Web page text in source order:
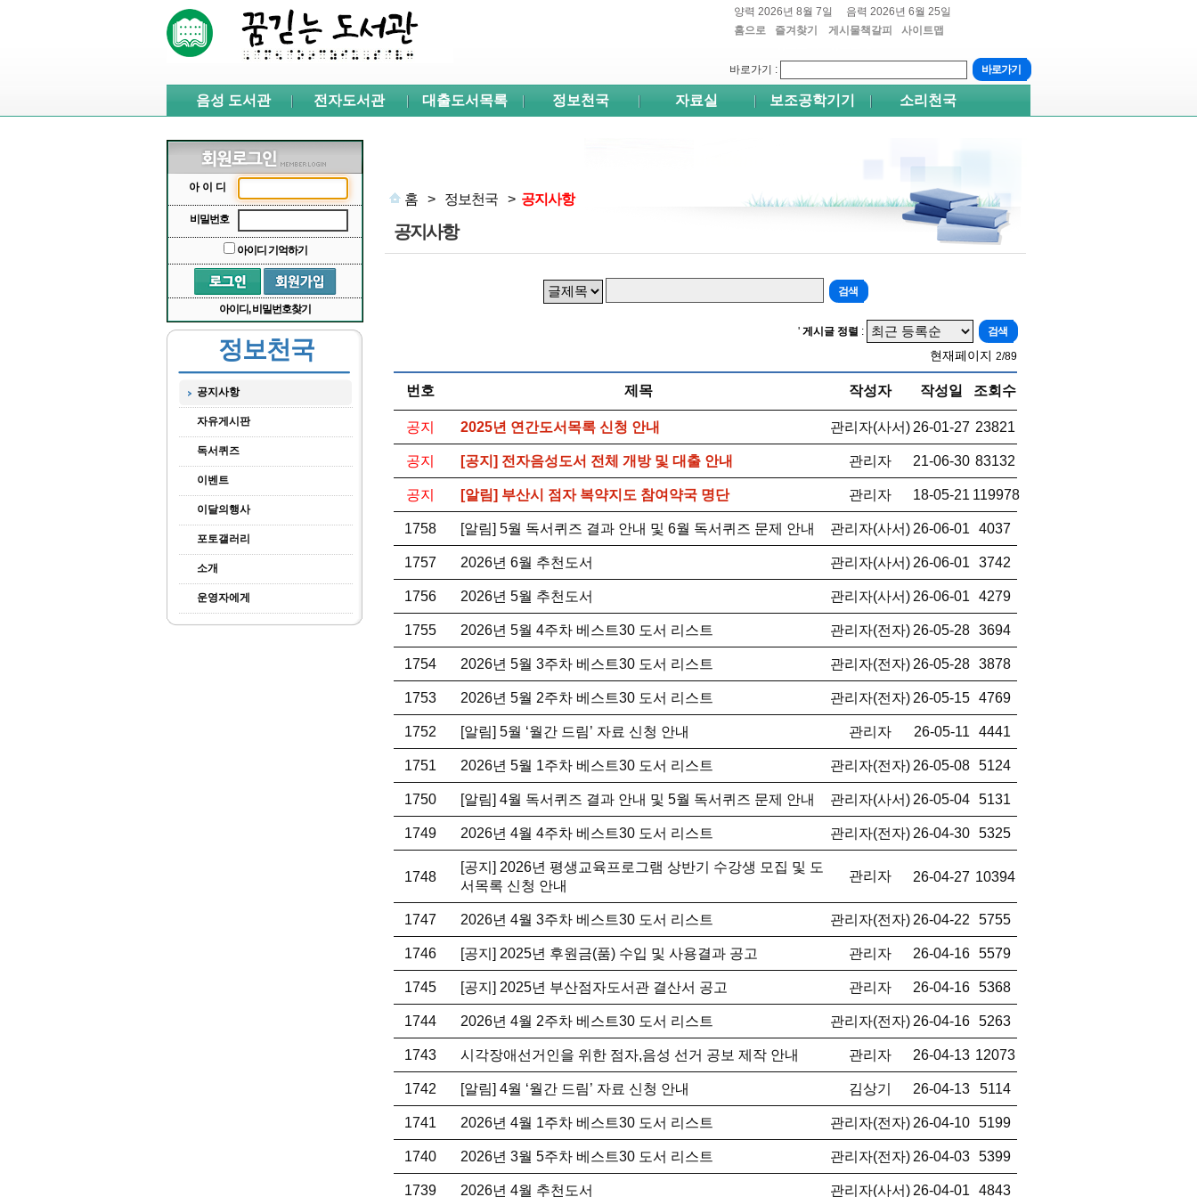
양력 2026년 8월 7일
음력 2026년 6월 25일
홈으로
즐겨찾기
게시물책갈피
사이트맵
바로가기 :
음성 도서관 전자도서관 대출도서목록 정보천국 자료실 보조공학기기 소리천국
아이디
비밀번호
아이디 기억하기
아이디, 비밀번호찾기
정보천국
공지사항
자유게시판
독서퀴즈
이벤트
이달의행사
포토갤러리
소개
운영자에게
홈 > 정보천국 > 공지사항
공지사항
' 게시글 정렬 :
현재페이지 2/89
번호 제목 작성자 작성일 조회수
공지 2025년 연간도서목록 신청 안내 관리자(사서) 26-01-27 23821
공지 [공지] 전자음성도서 전체 개방 및 대출 안내 관리자 21-06-30 83132
공지 [알림] 부산시 점자 복약지도 참여약국 명단 관리자 18-05-21 119978
1758 [알림] 5월 독서퀴즈 결과 안내 및 6월 독서퀴즈 문제 안내 관리자(사서) 26-06-01 4037
1757 2026년 6월 추천도서 관리자(사서) 26-06-01 3742
1756 2026년 5월 추천도서 관리자(사서) 26-06-01 4279
1755 2026년 5월 4주차 베스트30 도서 리스트 관리자(전자) 26-05-28 3694
1754 2026년 5월 3주차 베스트30 도서 리스트 관리자(전자) 26-05-28 3878
1753 2026년 5월 2주차 베스트30 도서 리스트 관리자(전자) 26-05-15 4769
1752 [알림] 5월 ‘월간 드림’ 자료 신청 안내 관리자 26-05-11 4441
1751 2026년 5월 1주차 베스트30 도서 리스트 관리자(전자) 26-05-08 5124
1750 [알림] 4월 독서퀴즈 결과 안내 및 5월 독서퀴즈 문제 안내 관리자(사서) 26-05-04 5131
1749 2026년 4월 4주차 베스트30 도서 리스트 관리자(전자) 26-04-30 5325
1748
[공지] 2026년 평생교육프로그램 상반기 수강생 모집 및 도
서목록 신청 안내
관리자 26-04-27 10394
1747 2026년 4월 3주차 베스트30 도서 리스트 관리자(전자) 26-04-22 5755
1746 [공지] 2025년 후원금(품) 수입 및 사용결과 공고 관리자 26-04-16 5579
1745 [공지] 2025년 부산점자도서관 결산서 공고 관리자 26-04-16 5368
1744 2026년 4월 2주차 베스트30 도서 리스트 관리자(전자) 26-04-16 5263
1743 시각장애선거인을 위한 점자,음성 선거 공보 제작 안내 관리자 26-04-13 12073
1742 [알림] 4월 ‘월간 드림’ 자료 신청 안내 김상기 26-04-13 5114
1741 2026년 4월 1주차 베스트30 도서 리스트 관리자(전자) 26-04-10 5199
1740 2026년 3월 5주차 베스트30 도서 리스트 관리자(전자) 26-04-03 5399
1739 2026년 4월 추천도서 관리자(사서) 26-04-01 4843